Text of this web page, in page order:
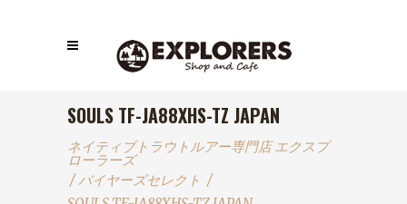
SOULS TF-JA88XHS-TZ JAPAN
ネイティブトラウトルアー専門店 エクスプ
ローラーズ
/バイヤーズセレクト /